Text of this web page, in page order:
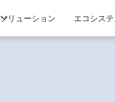
ソリューション エコシステ